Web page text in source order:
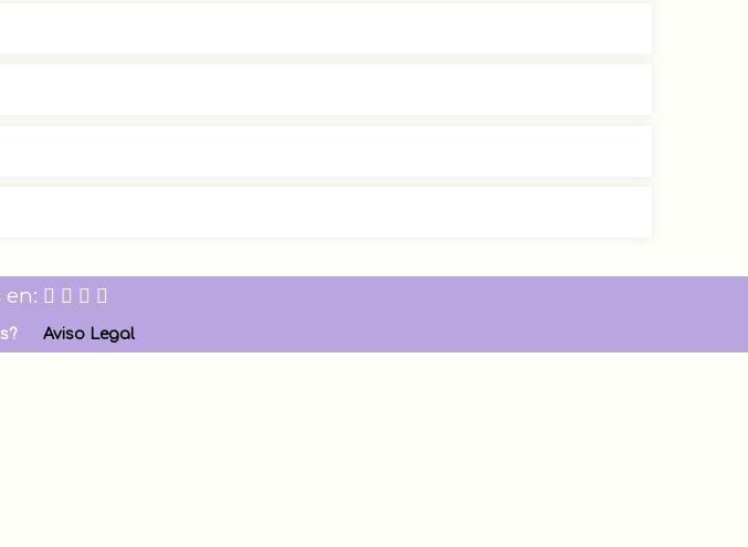
en:
Aviso Legal